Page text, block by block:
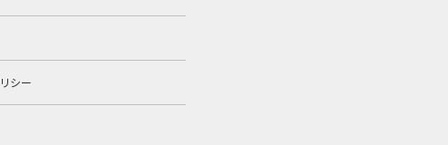
シー